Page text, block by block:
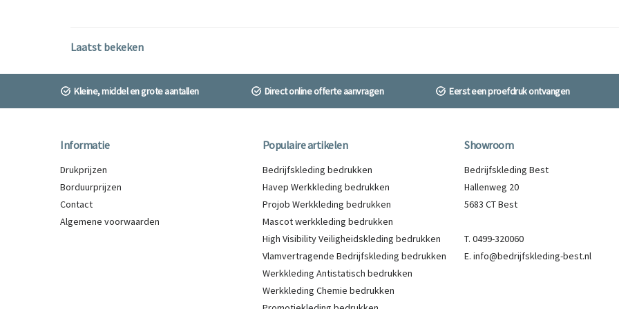
Laatst bekeken
Kleine, middel en grote aantallen Direct online offerte aanvragen Eerst een proefdruk ontvangen
Informatie
Drukprijzen
Borduurprijzen
Contact
Algemene voorwaarden
Populaire artikelen
Bedrijfskleding bedrukken
Havep Werkkleding bedrukken
Projob Werkkleding bedrukken
Mascot werkkleding bedrukken
High Visibility Veiligheidskleding bedrukken
Vlamvertragende Bedrijfskleding bedrukken
Werkkleding Antistatisch bedrukken
Werkkleding Chemie bedrukken
Showroom
Bedrijfskleding Best
Hallenweg 20
5683 CT Best
T. 0499-320060
E. info@bedrijfskleding-best.nl